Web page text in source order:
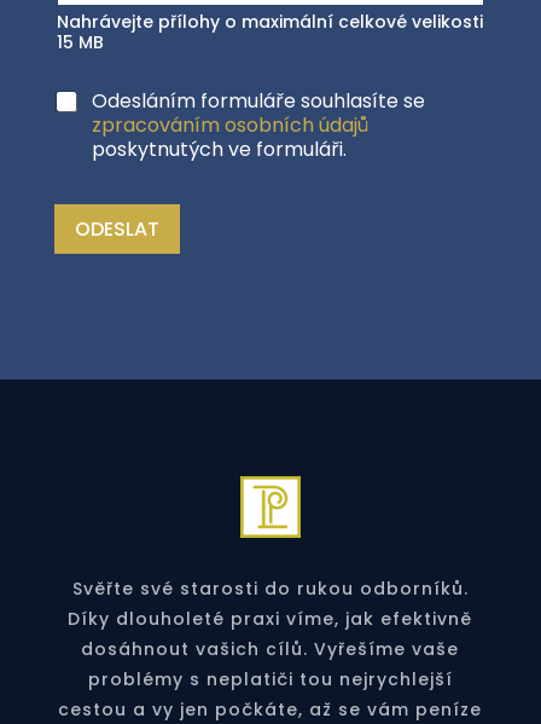
Nahrávejte přílohy o maximální celkové velikosti
15 MB
Odesláním formuláře souhlasíte se
zpracováním osobních údajů
poskytnutých ve formuláři.
ODESLAT
Svěřte své starosti do rukou odborníků.
Díky dlouholeté praxi víme, jak efektivně
dosáhnout vašich cílů. Vyřešíme vaše
problémy s neplatiči tou nejrychlejší
cestou a vy jen počkáte, až se vám peníze